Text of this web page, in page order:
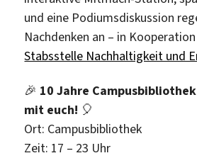
und eine Podiumsdiskussion
Nachdenken an – in
Stabsstelle Nachhaltigkeit und
🎉 10 Jahre
mit euch! 🎈
Ort: Campusbibliothek
Zeit: 17 – 23 Uhr